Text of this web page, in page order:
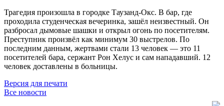
Трагедия произошла в городке Таузанд-Окс. В бар, где
проходила студенческая вечеринка, зашёл неизвестный. Он
разбросал дымовые шашки и открыл огонь по посетителям.
Преступник произвёл как минимум 30 выстрелов. По
последним данным, жертвами стали 13 человек — это 11
посетителей бара, сержант Рон Хелус и сам нападавший. 12
человек доставлены в больницы.
Версия для печати
Все новости